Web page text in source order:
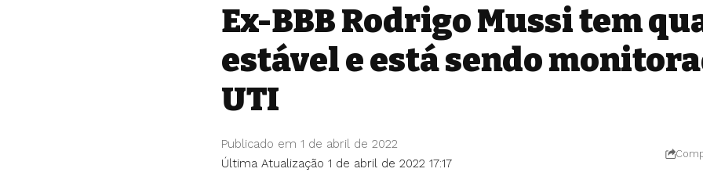
Ex-BBB Rodrigo Mussi tem
estável e está sendo
UTI
Última Atualização 1 de abril de 2022 17:17
Publicado em 1 de abril de 2022